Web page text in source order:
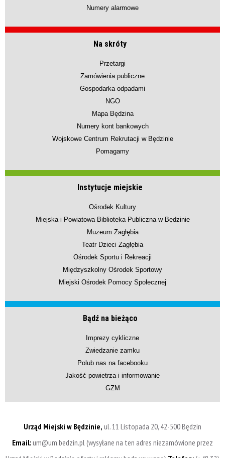
Numery alarmowe
Na skróty
Przetargi
Zamówienia publiczne
Gospodarka odpadami
NGO
Mapa Będzina
Numery kont bankowych
Wojskowe Centrum Rekrutacji w Będzinie
Pomagamy
Instytucje miejskie
Ośrodek Kultury
Miejska i Powiatowa Biblioteka Publiczna w Będzinie
Muzeum Zagłębia
Teatr Dzieci Zagłębia
Ośrodek Sportu i Rekreacji
Międzyszkolny Ośrodek Sportowy
Miejski Ośrodek Pomocy Społecznej
Bądź na bieżąco
Imprezy cykliczne
Zwiedzanie zamku
Polub nas na facebooku
Jakość powietrza i informowanie
GZM
Urząd Miejski w Będzinie, ul. 11 Listopada 20, 42-500 Będzin
Email:um@um.bedzin.pl (wysyłane na ten adres niezamówione przez